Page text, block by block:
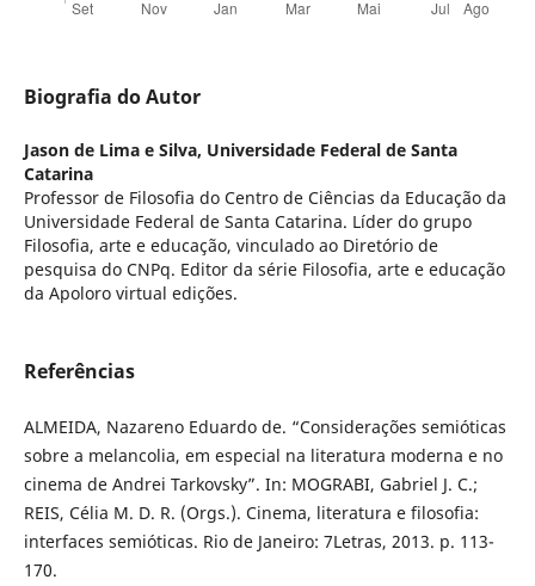
Biografia do Autor
Jason de Lima e Silva, Universidade Federal de Santa
Catarina
Professor de Filosofia do Centro de Ciências da Educação da
Universidade Federal de Santa Catarina. Líder do grupo
Filosofia, arte e educação, vinculado ao Diretório de
pesquisa do CNPq. Editor da série Filosofia, arte e educação
da Apoloro virtual edições.
Referências
ALMEIDA, Nazareno Eduardo de. “Considerações semióticas
sobre a melancolia, em especial na literatura moderna e no
cinema de Andrei Tarkovsky”. In: MOGRABI, Gabriel J. C.;
REIS, Célia M. D. R. (Orgs.). Cinema, literatura e filosofia:
interfaces semióticas. Rio de Janeiro: 7Letras, 2013. p. 113-
170.